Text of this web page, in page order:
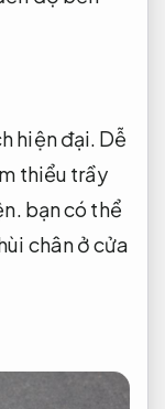
hiện đại. Dễ
thiểu trầy
bạn có thể
chân ở cửa